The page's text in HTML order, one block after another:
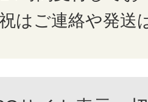
祝はご連絡や発送